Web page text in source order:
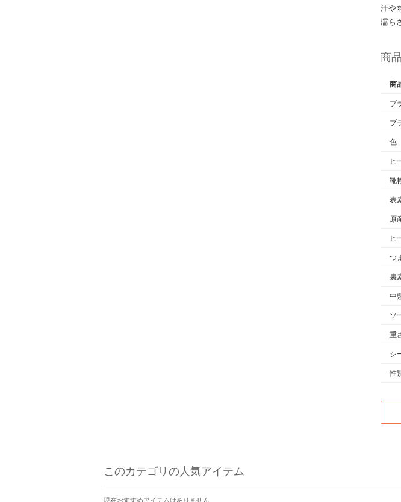
汗や
濡ら
商
商
ブ
ブ
色
ヒ
靴
表
原
ヒ
つ
裏
中
ソ
重
シ
性
このカテゴリの人気アイテム
現在おすすめアイテムはありません。